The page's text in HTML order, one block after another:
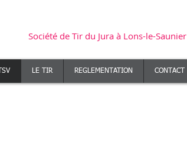
TSV LE TIR REGLEMENTATION CONTACT
Société de Tir du Jura à Lons-le-Saunier